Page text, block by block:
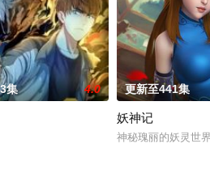
新作将继承经典、结合潮流、呈现崭新的
集 4.0 更新至441集
妖神记
神秘瑰丽的妖灵世